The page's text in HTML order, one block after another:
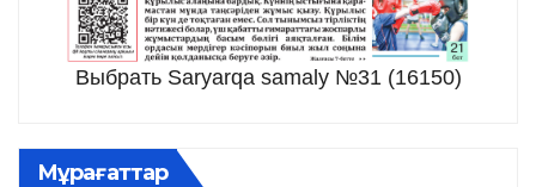
Выбрать Saryarqa samaly №31 (16150)
Мұрағаттар